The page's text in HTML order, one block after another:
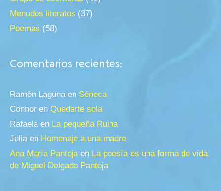
Menudos literatos (37)
Poemas (58)
Comentarios recientes:
Ramón Lagunaen Séneca
Connor en Quedarte sola
Rafaelaen La pequeña Ruina
Juliaen Homenaje a una madre
Ana María Pantojaen La poesía es una forma de vida,
de Miguel Delgado Pantoja